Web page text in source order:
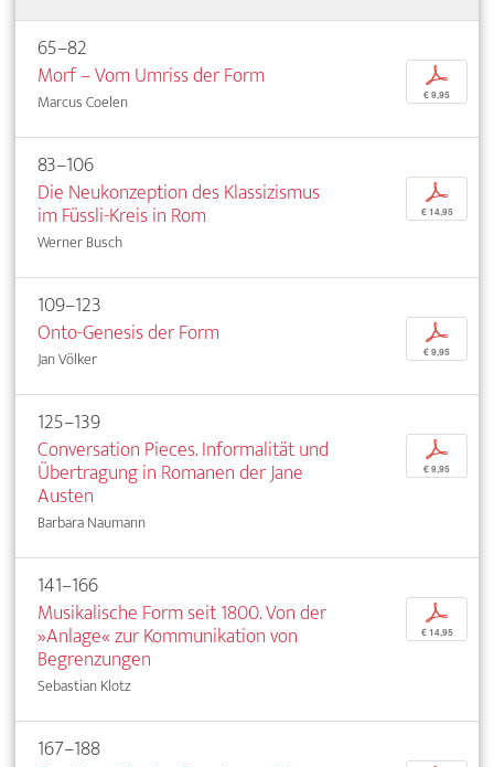
65–82
Morf – Vom Umriss der Form
Marcus Coelen
p
€ 9,95
83–106
Die Neukonzeption des Klassizismus
im Füssli-Kreis in Rom
Werner Busch
p
€ 14,95
109–123
Onto-Genesis der Form
Jan Völker
p
€ 9,95
125–139
Conversation Pieces. Informalität und
Übertragung in Romanen der Jane
Austen
Barbara Naumann
p
€ 9,95
141–166
Musikalische Form seit 1800. Von der
»Anlage« zur Kommunikation von
Begrenzungen
Sebastian Klotz
p
€ 14,95
167–188